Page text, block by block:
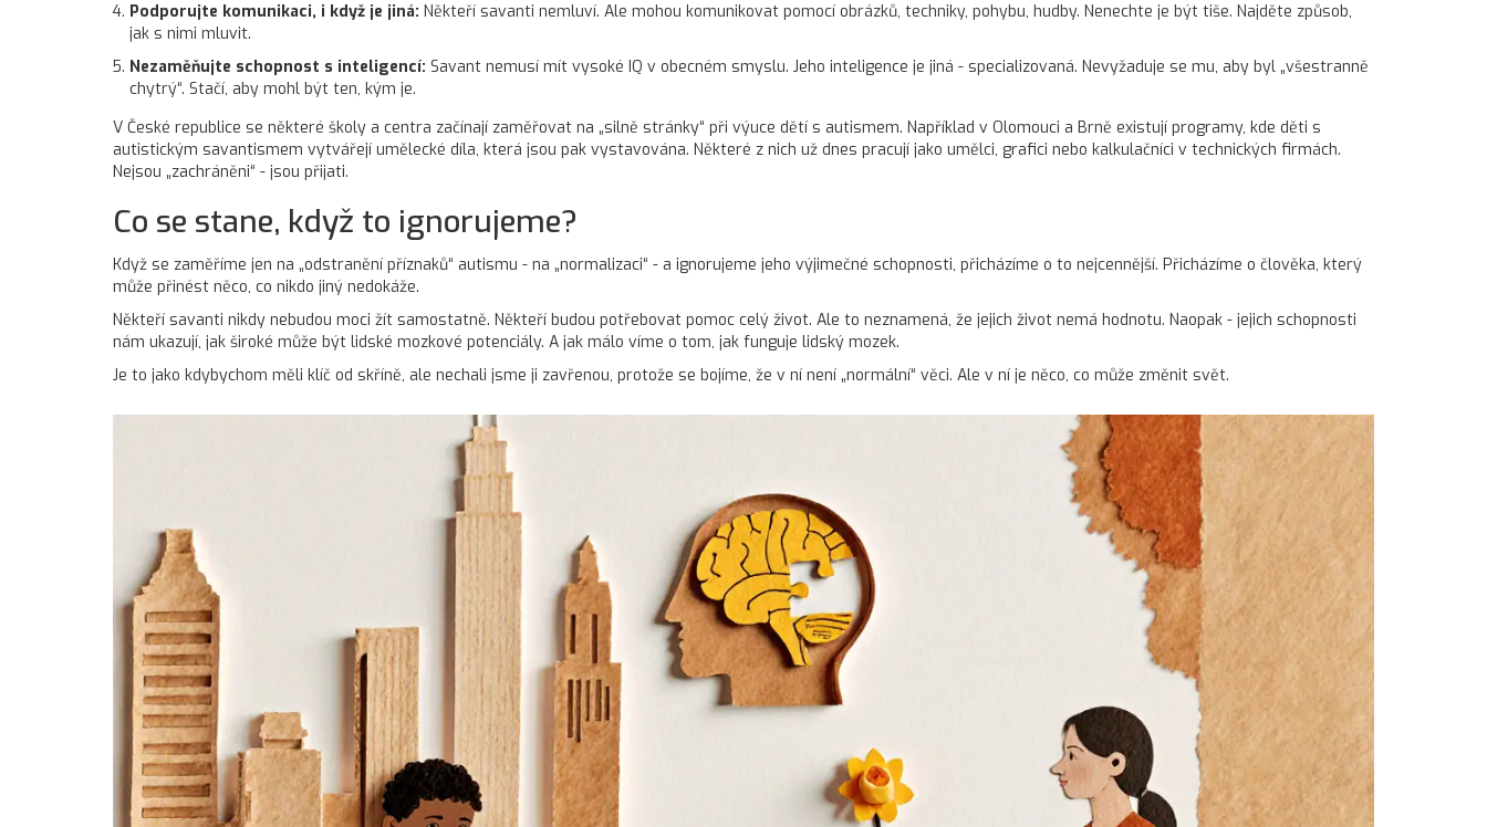
Podporujte komunikaci, i když je jiná: Někteří savanti nemluví. Ale mohou komunikovat pomocí obrázků, techniky, pohybu, hudby. Nenechte je být tiše. Najděte způsob,
jak s nimi mluvit.
Nezaměňujte schopnost s inteligencí: Savant nemusí mít vysoké IQ v obecném smyslu. Jeho inteligence je jiná - specializovaná. Nevyžaduje se mu, aby byl „všestranně
chytrý“. Stačí, aby mohl být ten, kým je.
V České republice se některé školy a centra začínají zaměřovat na „silně stránky“ při výuce dětí s autismem. Například v Olomouci a Brně existují programy, kde děti s
autistickým savantismem vytvářejí umělecké díla, která jsou pak vystavována. Některé z nich už dnes pracují jako umělci, grafici nebo kalkulačníci v technických firmách.
Nejsou „zachráněni“ - jsou přijati.
Co se stane, když to ignorujeme?
Když se zaměříme jen na „odstranění příznaků“ autismu - na „normalizaci“ - a ignorujeme jeho výjimečné schopnosti, přicházíme o to nejcennější. Přicházíme o člověka, který
může přinést něco, co nikdo jiný nedokáže.
Někteří savanti nikdy nebudou moci žít samostatně. Někteří budou potřebovat pomoc celý život. Ale to neznamená, že jejich život nemá hodnotu. Naopak - jejich schopnosti
nám ukazují, jak široké může být lidské mozkové potenciály. A jak málo víme o tom, jak funguje lidský mozek.
Je to jako kdybychom měli klíč od skříně, ale nechali jsme ji zavřenou, protože se bojíme, že v ní není „normální“ věci. Ale v ní je něco, co může změnit svět.